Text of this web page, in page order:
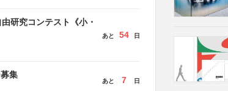
研究コンテスト《小・
あと 54 日
集
あと 7 日